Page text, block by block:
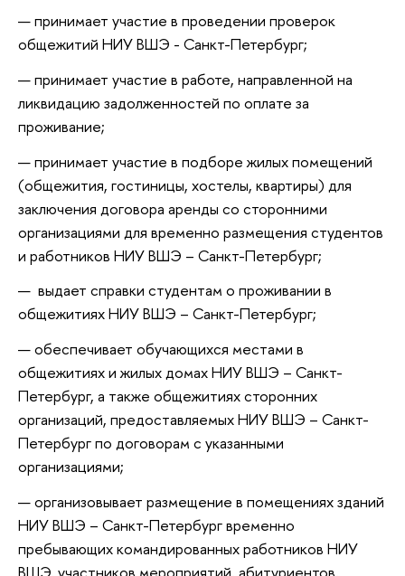
принимает участие в проведении проверок
общежитий НИУ ВШЭ - Санкт-Петербург;
принимает участие в работе, направленной на
ликвидацию задолженностей по оплате за
проживание;
принимает участие в подборе жилых помещений
(общежития, гостиницы, хостелы, квартиры) для
заключения договора аренды со сторонними
организациями для временно размещения студентов
и работников НИУ ВШЭ – Санкт-Петербург;
выдает справки студентам о проживании в
общежитиях НИУ ВШЭ – Санкт-Петербург;
обеспечивает обучающихся местами в
общежитиях и жилых домах НИУ ВШЭ – Санкт-
Петербург, а также общежитиях сторонних
организаций, предоставляемых НИУ ВШЭ – Санкт-
Петербург по договорам с указанными
организациями;
организовывает размещение в помещениях зданий
НИУ ВШЭ – Санкт-Петербург временно
пребывающих командированных работников НИУ
ВШЭ, участников мероприятий, абитуриентов,